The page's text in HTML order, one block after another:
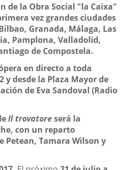
de la Obra Social "la Caixa"
vez grandes ciudades
Granada, Málaga, Las
Pamplona, Valladolid,
de Compostela.
en directo a toda
y desde la Plaza Mayor de
de Eva Sandoval (Radio
Il trovatoreserá la
con un reparto
Petean, Tamara Wilson y